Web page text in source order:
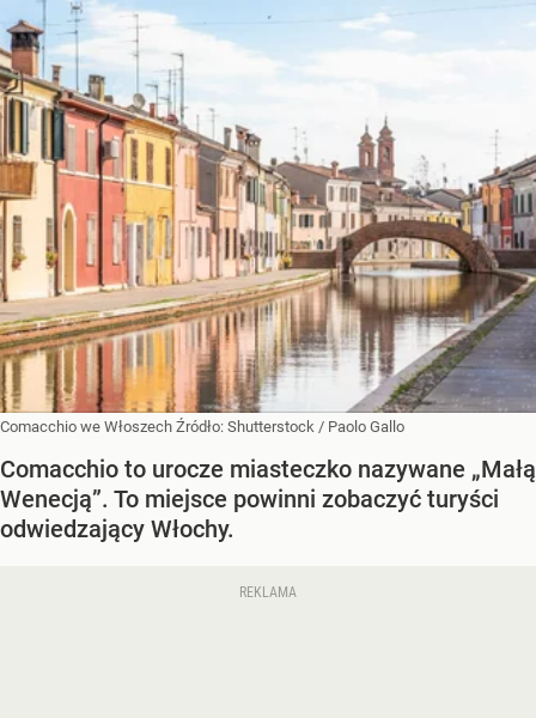
Comacchio we Włoszech Źródło: Shutterstock / Paolo Gallo
Comacchio to urocze miasteczko nazywane „Małą
Wenecją”. To miejsce powinni zobaczyć turyści
odwiedzający Włochy.